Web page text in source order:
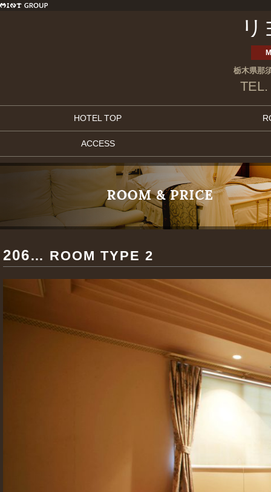
栃木県那
TEL.
HOTEL TOP
ACCESS
206… ROOM TYPE 2